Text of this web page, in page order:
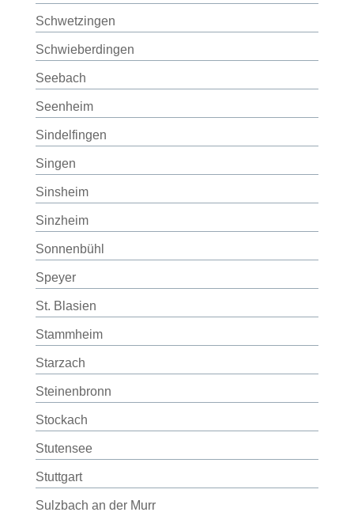
Schwetzingen
Schwieberdingen
Seebach
Seenheim
Sindelfingen
Singen
Sinsheim
Sinzheim
Sonnenbühl
Speyer
St. Blasien
Stammheim
Starzach
Steinenbronn
Stockach
Stutensee
Stuttgart
Sulzbach an der Murr